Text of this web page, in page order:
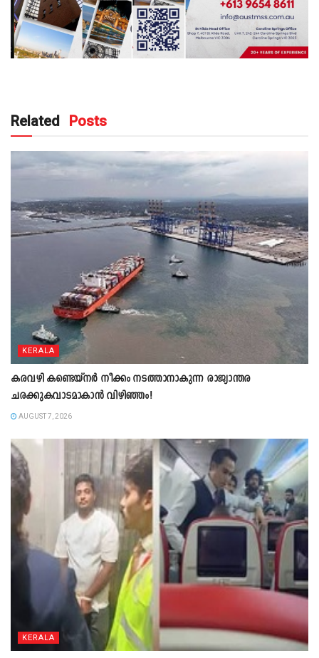
Related Posts
KERALA
കരവഴി കണ്ടെയ്നർ നീക്കം നടത്താനാകുന്ന രാജ്യാന്തര
ചരക്കുകവാടമാകാൻ വിഴിഞ്ഞം!
AUGUST 7, 2026
KERALA